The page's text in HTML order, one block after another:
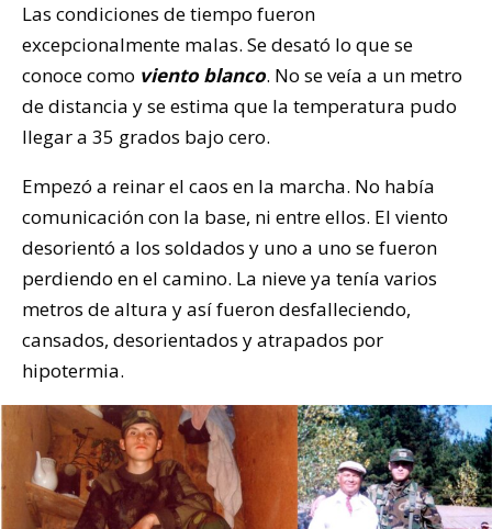
Las condiciones de tiempo fueron
excepcionalmente malas. Se desató lo que se
conoce como viento blanco. No se veía a un metro
de distancia y se estima que la temperatura pudo
llegar a 35 grados bajo cero.
Empezó a reinar el caos en la marcha. No había
comunicación con la base, ni entre ellos. El viento
desorientó a los soldados y uno a uno se fueron
perdiendo en el camino. La nieve ya tenía varios
metros de altura y así fueron desfalleciendo,
cansados, desorientados y atrapados por
hipotermia.